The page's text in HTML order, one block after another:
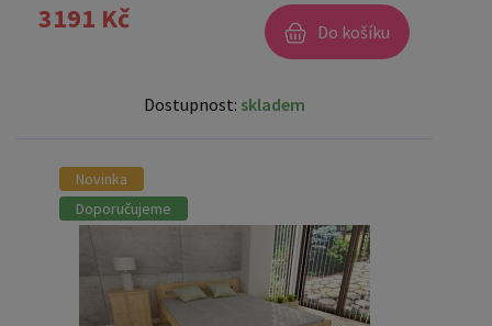
3191 Kč Do košíku
Dostupnost: skladem
Novinka
Doporučujeme